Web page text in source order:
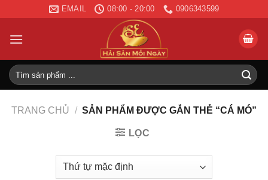
content
EMAIL 08:00 - 20:00 0906343599
Tìm
kiếm:
TRANG CHỦ / SẢN PHẨM ĐƯỢC GẮN THẺ “CÁ MÓ”
LỌC